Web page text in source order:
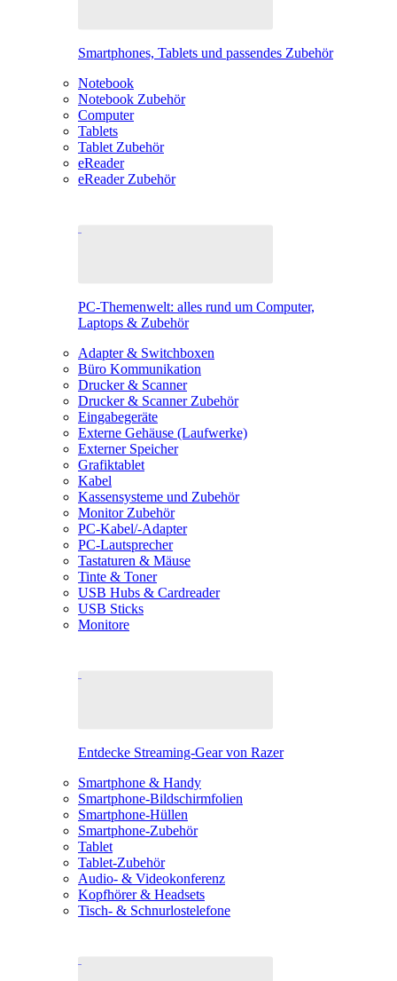
Smartphones, Tablets und passendes Zubehör
Notebook
Notebook Zubehör
Computer
Tablets
Tablet Zubehör
eReader
eReader Zubehör
PC-Themenwelt: alles rund um Computer,
Laptops & Zubehör
Adapter & Switchboxen
Büro Kommunikation
Drucker & Scanner
Drucker & Scanner Zubehör
Eingabegeräte
Externe Gehäuse (Laufwerke)
Externer Speicher
Grafiktablet
Kabel
Kassensysteme und Zubehör
Monitor Zubehör
PC-Kabel/-Adapter
PC-Lautsprecher
Tastaturen & Mäuse
Tinte & Toner
USB Hubs & Cardreader
USB Sticks
Monitore
Entdecke Streaming-Gear von Razer
Smartphone & Handy
Smartphone-Bildschirmfolien
Smartphone-Hüllen
Smartphone-Zubehör
Tablet
Tablet-Zubehör
Audio- & Videokonferenz
Kopfhörer & Headsets
Tisch- & Schnurlostelefone